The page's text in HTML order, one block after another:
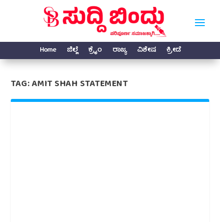
Home ಜಿಲ್ಲೆ ಕ್ರೈಂ ರಾಜ್ಯ ವಿಶೇಷ ಕ್ರೀಡೆ
TAG:AMIT SHAH STATEMENT